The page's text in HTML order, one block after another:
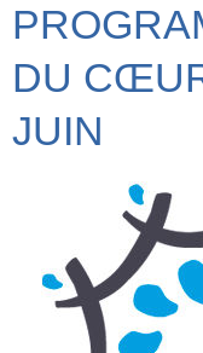
DU
JUIN